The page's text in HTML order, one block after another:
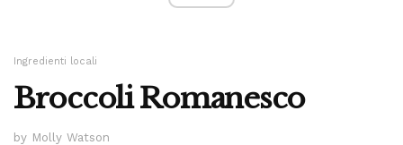
Ingredienti locali
Broccoli Romanesco
by Molly Watson